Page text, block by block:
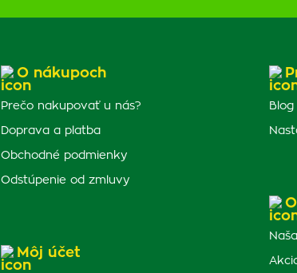
O nákupoch
Prečo nakupovať u nás?
Doprava a platba
Obchodné podmienky
Odstúpenie od zmluvy
Môj účet
Blog